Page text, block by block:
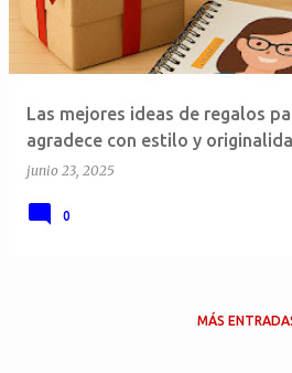
Las mejores ideas de regalos
agradece con estilo y
junio 23, 2025
0
MÁS